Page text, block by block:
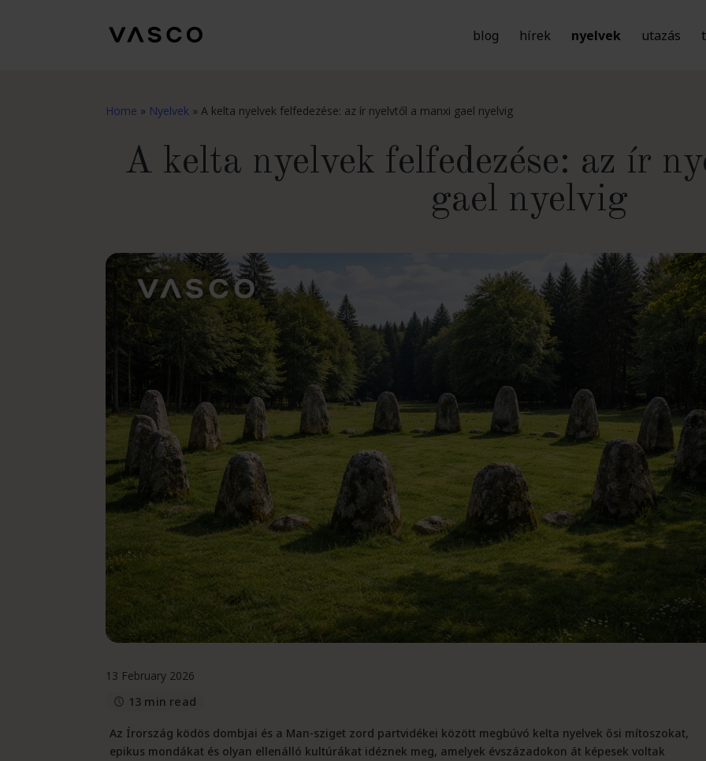
blog hírek nyelvek utazás
Home » Nyelvek »A kelta nyelvek felfedezése: az ír nyelvtől a manxi gael nyelvig
A kelta nyelvek felfedezése: az ír
gael nyelvig
13 February 2026
13 min read
Az Írország ködös dombjai és a Man-sziget zord partvidékei között megbúvó kelta nyelvek ősi mítoszokat,
epikus mondákat és olyan ellenálló kultúrákat idéznek meg, amelyek évszázadokon át képesek voltak